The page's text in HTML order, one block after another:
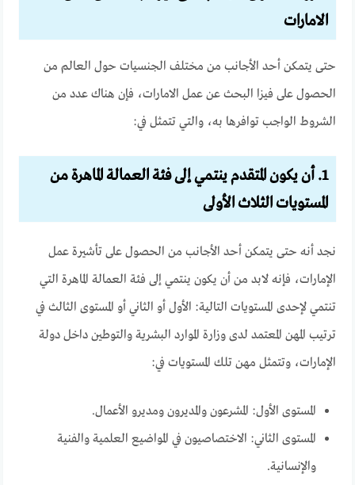
الامارات
حتى يتمكن أحد الأجانب من مختلف الجنسيات حول العالم من
الحصول على فيزا البحث عن عمل الامارات، فإن هناك عدد من
الشروط الواجب توافرها به، والتي تتمثل في:
1. أن يكون المتقدم ينتمي إلى فئة العمالة الماهرة من
المستويات الثلاث الأولى
نجد أنه حتى يتمكن أحد الأجانب من الحصول على تأشيرة عمل
الإمارات، فإنه لابد من أن يكون ينتمي إلى فئة العمالة الماهرة التي
تنتمي لإحدى المستويات التالية: الأول أو الثاني أو المستوى الثالث في
ترتيب المهن المعتمد لدى وزارة الموارد البشرية والتوطين داخل دولة
الإمارات، وتتمثل مهن تلك المستويات في:
المستوى الأول: المشرعون والمديرون ومديرو الأعمال.
المستوى الثاني: الاختصاصيون في المواضيع العلمية والفنية
والإنسانية.